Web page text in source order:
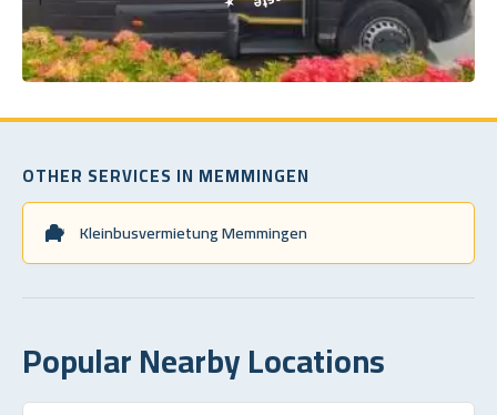
OTHER SERVICES IN MEMMINGEN
Kleinbusvermietung Memmingen
Popular Nearby Locations